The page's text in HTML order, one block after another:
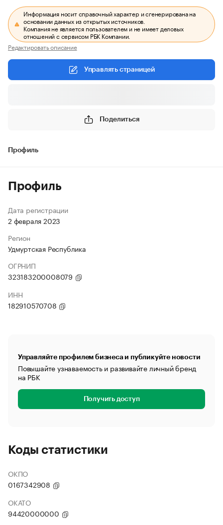
Информация носит справочный характер и сгенерирована на
основании данных из открытых источников.
Компания не является пользователем и не имеет деловых
отношений с сервисом РБК Компании.
Редактировать описание
Управлять страницей
Поделиться
Профиль
Профиль
Дата регистрации
2 февраля 2023
Регион
Удмуртская Республика
ОГРНИП
323183200008079
ИНН
182910570708
Управляйте профилем бизнеса и публикуйте новости
Повышайте узнаваемость и развивайте личный бренд
на РБК
Получить доступ
Коды статистики
ОКПО
0167342908
ОКАТО
94420000000